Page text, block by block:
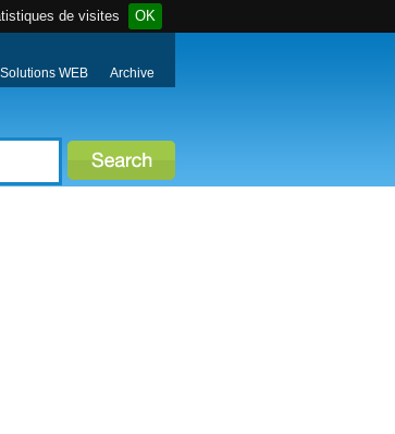
de visites OK
Solutions WEB Archive